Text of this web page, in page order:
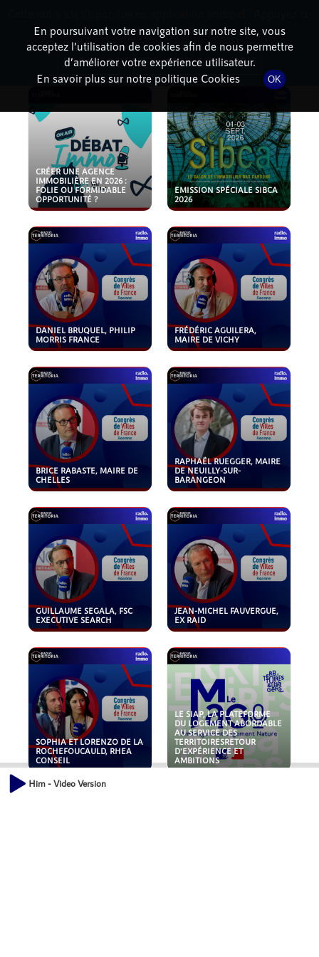
PODCASTS
CRÉER UNE AGENCE
IMMOBILIÈRE EN 2026 :
FOLIE OU FORMIDABLE
OPPORTUNITÉ ?
EMISSION SPÉCIALE SIBCA
2026
DANIEL BRUQUEL, PHILIP
MORRIS FRANCE
FRÉDÉRIC AGUILERA,
MAIRE DE VICHY
BRICE RABASTE, MAIRE DE
CHELLES
RAPHAËL RUEGGER, MAIRE
DE NEUILLY-SUR-
BARANGEON
GUILLAUME SEGALA, FSC
EXECUTIVE SEARCH
JEAN-MICHEL FAUVERGUE,
EX RAID
SOPHIA ET LORENZO DE LA
ROCHEFOUCAULD, RHEA
CONSEIL
LE SIAP, LA PLATEFORME
DU LOGEMENT ABORDABLE
AU SERVICE DES
TERRITOIRESRETOUR
D'EXPÉRIENCE ET
AMBITIONS
Him - Video Version
En poursuivant votre navigation sur notre site, vous
acceptez l’utilisation de cookies afin de nous permettre
d’améliorer votre expérience utilisateur.
En savoir plus sur notre politique Cookies
OK
dessous pour l'installer.
Non merci Télécharger l'application